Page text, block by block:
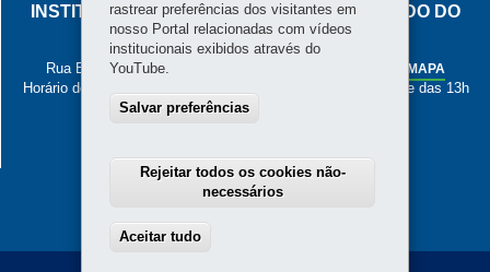
INSTITUTO DE PESOS E MEDIDAS DO ESTADO DO
PARANÁ
Rua Estados Unidos, 135 - Bacacheri MAPA
Horário de Atendimento: de segunda a sexta, das 8h às 12h e das 13h
às 17h
rastrear preferências dos visitantes em
nosso Portal relacionadas com vídeos
institucionais exibidos através do
YouTube.
Salvar preferências
Rejeitar todos os cookies não-
necessários
Aceitar tudo